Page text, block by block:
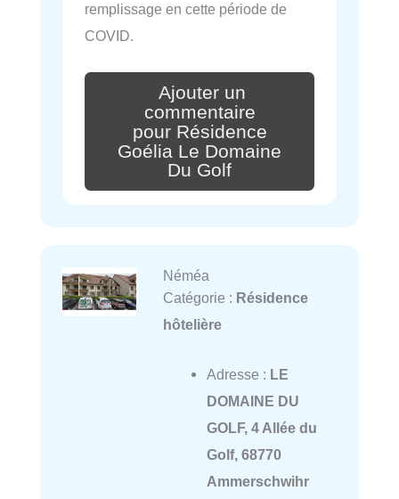
remplissage en cette période de
COVID.
Ajouter un
commentaire
pour Résidence
Goélia Le Domaine
Du Golf
Néméa
Catégorie : Résidence
hôtelière
Adresse : LE
DOMAINE DU
GOLF, 4 Allée du
Golf, 68770
Ammerschwihr